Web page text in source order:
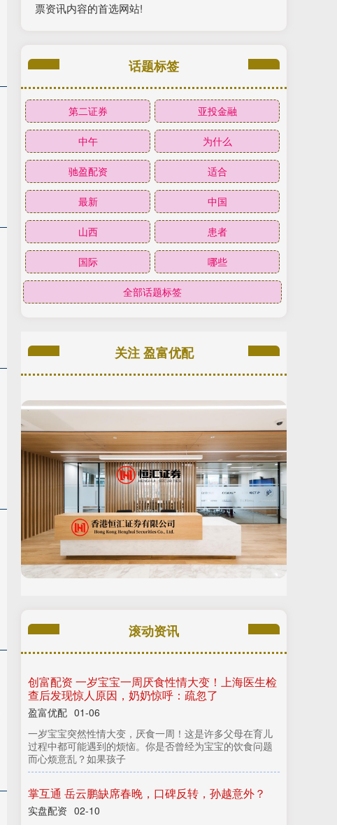
票资讯内容的首选网站!
话题标签
第二证券 亚投金融
中午 为什么
驰盈配资 适合
最新 中国
山西 患者
国际 哪些
全部话题标签
关注 盈富优配
滚动资讯
创富配资 一岁宝宝一周厌食性情大变！上海医生检
查后发现惊人原因，奶奶惊呼：疏忽了
盈富优配 01-06
一岁宝宝突然性情大变，厌食一周！这是许多父母在育儿
过程中都可能遇到的烦恼。你是否曾经为宝宝的饮食问题
而心烦意乱？如果孩子
掌互通 岳云鹏缺席春晚，口碑反转，孙越意外？
实盘配资 02-10